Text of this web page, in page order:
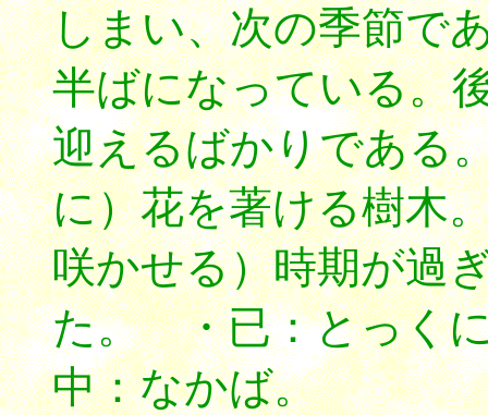
しまい、次の季節で
半ばになっている。
迎えるばかりである
に）花を著ける樹木
咲かせる）時期が過
た。 ・已：とっく
中：なかば。